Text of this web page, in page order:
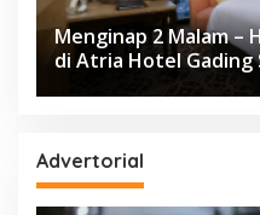
Menginap 2 Malam –
di Atria Hotel Gading
Advertorial